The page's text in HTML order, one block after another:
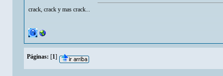
crack, crack y mas crack...
Páginas: [1]